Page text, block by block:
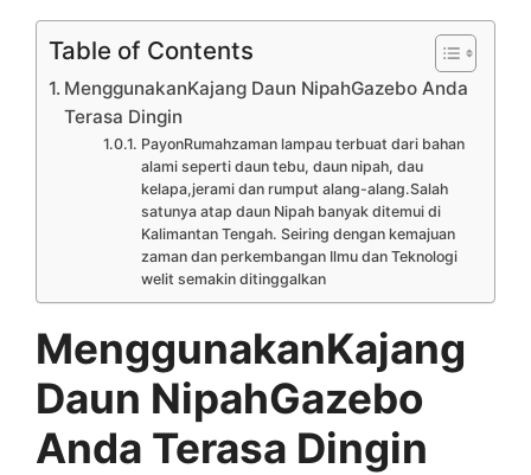
Table of Contents
MenggunakanKajang Daun NipahGazebo Anda
Terasa Dingin
PayonRumahzaman lampau terbuat dari bahan
alami seperti daun tebu, daun nipah, dau
kelapa,jerami dan rumput alang-alang.Salah
satunya atap daun Nipah banyak ditemui di
Kalimantan Tengah. Seiring dengan kemajuan
zaman dan perkembangan Ilmu dan Teknologi
welit semakin ditinggalkan
MenggunakanKajang
Daun NipahGazebo
Anda Terasa Dingin